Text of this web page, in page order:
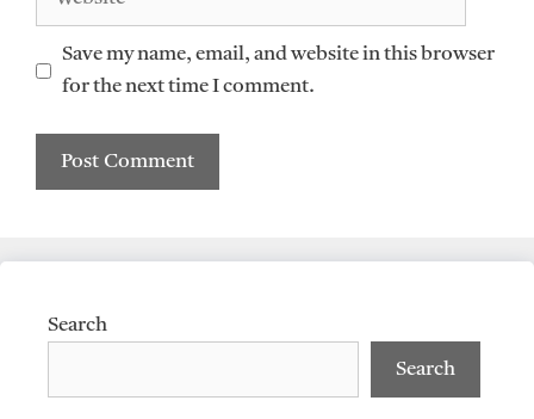
Save my name, email, and website in this browser
for the next time I comment.
Search
Search